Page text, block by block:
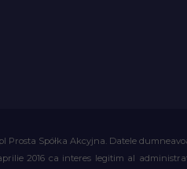
Prosta Spółka Akcyjna. Datele
2016 ca interes legitim al